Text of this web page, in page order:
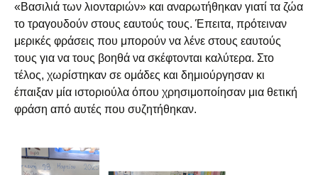
«Βασιλιά των λιονταριών» και αναρωτήθηκαν γιατί τα ζώα
το τραγουδούν στους εαυτούς τους. Έπειτα, πρότειναν
μερικές φράσεις που μπορούν να λένε στους εαυτούς
τους για να τους βοηθά να σκέφτονται καλύτερα. Στο
τέλος, χωρίστηκαν σε ομάδες και δημιούργησαν κι
έπαιξαν μία ιστοριούλα όπου χρησιμοποίησαν μια θετική
φράση από αυτές που συζητήθηκαν.